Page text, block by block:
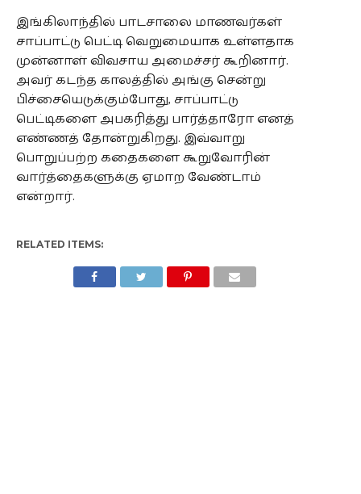
இங்கிலாந்தில் பாடசாலை மாணவர்கள்
சாப்பாட்டு பெட்டி வெறுமையாக உள்ளதாக
முன்னாள் விவசாய அமைச்சர் கூறினார்.
அவர் கடந்த காலத்தில் அங்கு சென்று
பிச்சையெடுக்கும்போது, சாப்பாட்டு
பெட்டிகளை அபகரித்து பார்த்தாரோ எனத்
எண்ணத் தோன்றுகிறது. இவ்வாறு
பொறுப்பற்ற கதைகளை கூறுவோரின்
வார்த்தைகளுக்கு ஏமாற வேண்டாம்
என்றார்.
RELATED ITEMS: